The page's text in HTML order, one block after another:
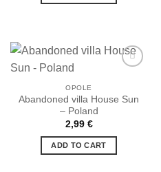
Ajouter
OPOLE
Abandoned villa House Sun
– Poland
2,99 €
ADD TO CART